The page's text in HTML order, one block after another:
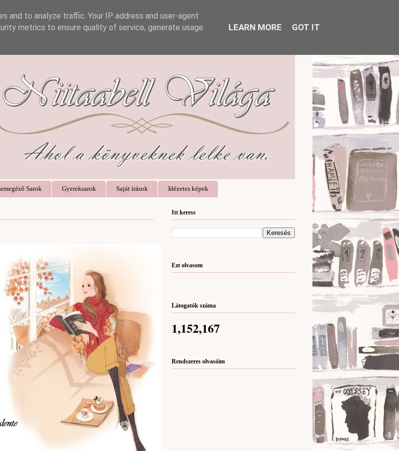
Sarok Gyereksarok Saját írások Idézetes képek
Itt keress
Ezt olvasom
Látogatók száma
1,152,167
Rendszeres olvasóim
and to analyze traffic. Your IP address and user-agent
metrics to ensure quality of service, generate usage
LEARN MORE GOT IT